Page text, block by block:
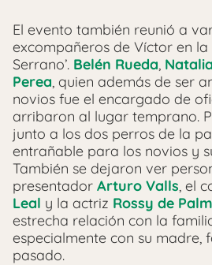
El evento también reunió a
excompañeros de Víctor en la
Serrano’. Belén Rueda,
Perea, quien además de ser
novios fue el encargado de
arribaron al lugar temprano.
junto a los dos perros de la
entrañable para los novios y
También se dejaron ver
presentador Arturo Valls, el
Leal y la actriz Rossy de
estrecha relación con la
especialmente con su madre,
pasado.